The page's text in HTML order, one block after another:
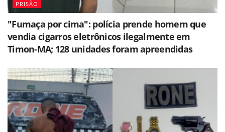
PRISÃO
"Fumaça por cima": polícia prende homem que
vendia cigarros eletrônicos ilegalmente em
Timon-MA; 128 unidades foram apreendidas